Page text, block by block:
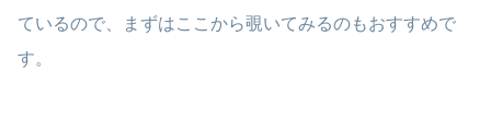
ているので、まずはここから覗いてみるのもおすすめで
す。